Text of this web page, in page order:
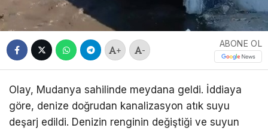
+ -
ABONE OL
Olay, Mudanya sahilinde meydana geldi. İddiaya
göre, denize doğrudan kanalizasyon atık suyu
deşarj edildi. Denizin renginin değiştiği ve suyun